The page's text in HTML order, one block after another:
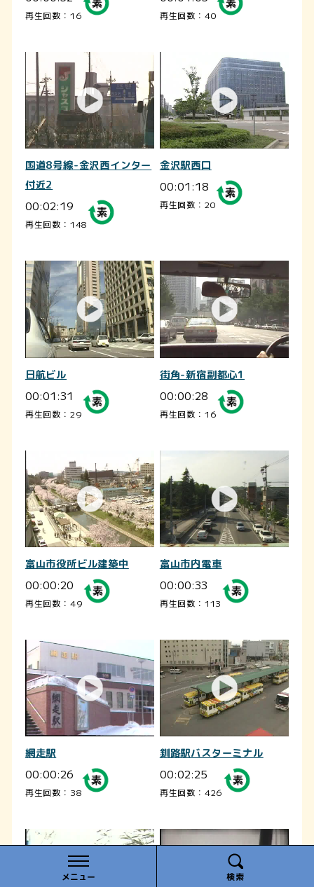
メニュー 検索
再生回数：16 再生回数：40
国道8号線-金沢西インター
付近2
00:02:19
再生回数：148
金沢駅西口
00:01:18
再生回数：20
日航ビル
00:01:31
再生回数：29
街角-新宿副都心1
00:00:28
再生回数：16
富山市役所ビル建築中
00:00:20
再生回数：49
富山市内電車
00:00:33
再生回数：113
網走駅
00:00:26
再生回数：38
釧路駅バスターミナル
00:02:25
再生回数：426